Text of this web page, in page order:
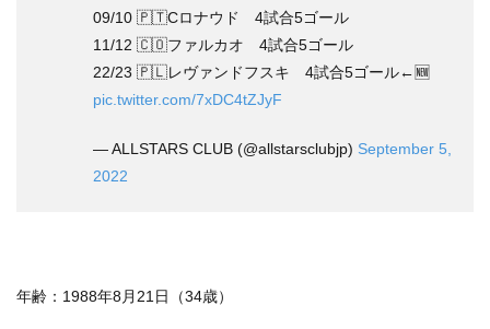
09/10 🇵🇹Cロナウド 4試合5ゴール
11/12 🇨🇴ファルカオ 4試合5ゴール
22/23 🇵🇱レヴァンドフスキ 4試合5ゴール←🆕
pic.twitter.com/7xDC4tZJyF
— ALLSTARS CLUB (@allstarsclubjp) September 5,
2022
年齢：1988年8月21日（34歳）